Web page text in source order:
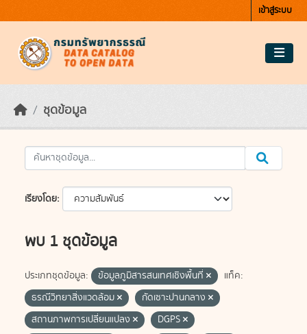
เข้าสู่ระบบ
ชุดข้อมูล
เรียงโดย
พบ 1 ชุดข้อมูล
ประเภทชุดข้อมูล: ข้อมูลภูมิสารสนเทศเชิงพื้นที่
แท็ค:
ธรณีวิทยาสิ่งแวดล้อม
กัดเซาะปานกลาง
สถานภาพการเปลี่ยนแปลง
DGPS